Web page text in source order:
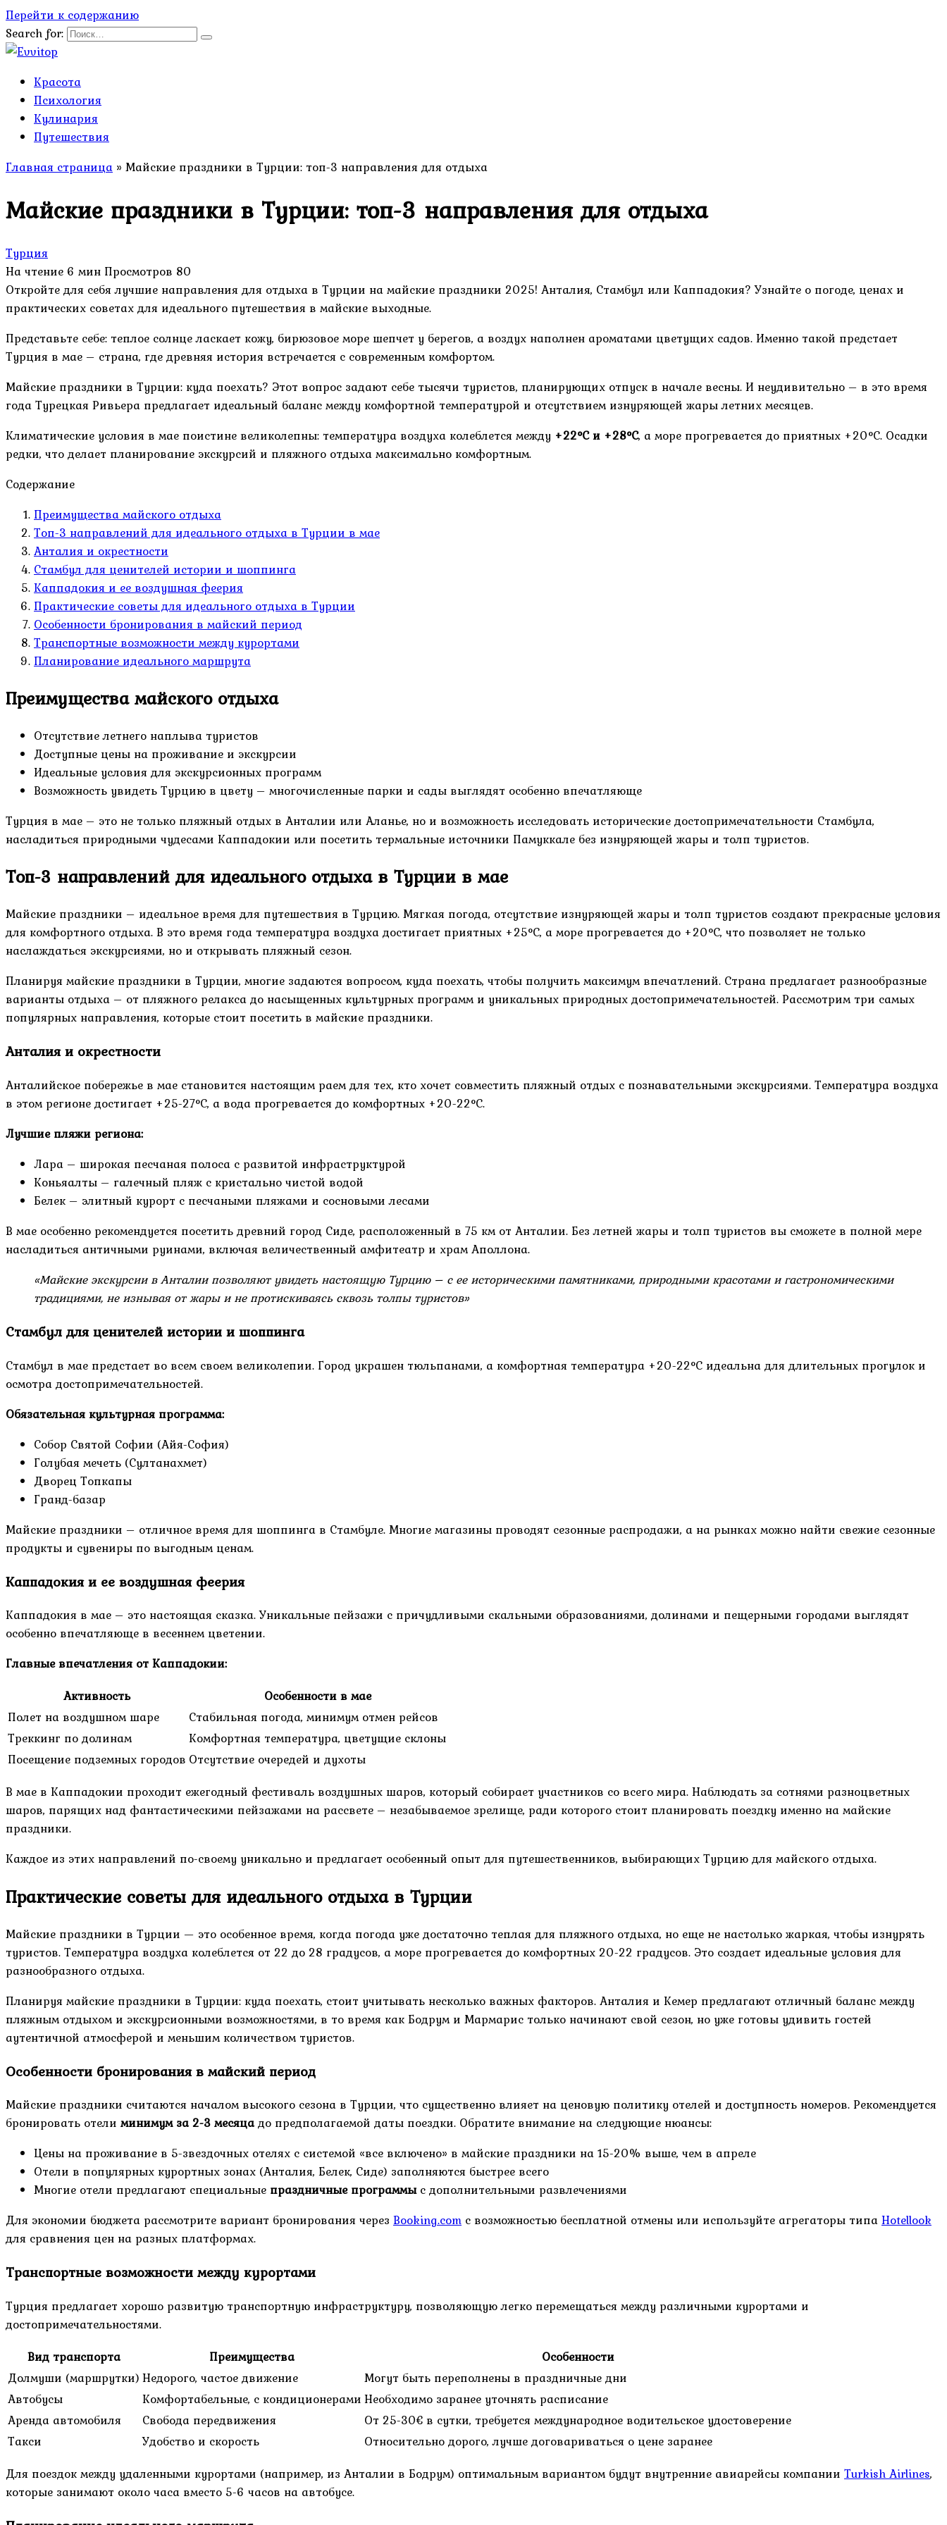
Перейти к содержанию
Search for:
Красота
Психология
Кулинария
Путешествия
Главная страница » Майские праздники в Турции: топ-3 направления для отдыха
Майские праздники в Турции: топ-3 направления для отдыха
Турция
На чтение 6 мин Просмотров 80
Откройте для себя лучшие направления для отдыха в Турции на майские праздники 2025! Анталия, Стамбул или Каппадокия? Узнайте о погоде, ценах и
практических советах для идеального путешествия в майские выходные.
Представьте себе: теплое солнце ласкает кожу, бирюзовое море шепчет у берегов, а воздух наполнен ароматами цветущих садов. Именно такой предстает
Турция в мае – страна, где древняя история встречается с современным комфортом.
Майские праздники в Турции: куда поехать? Этот вопрос задают себе тысячи туристов, планирующих отпуск в начале весны. И неудивительно – в это время
года Турецкая Ривьера предлагает идеальный баланс между комфортной температурой и отсутствием изнуряющей жары летних месяцев.
Климатические условия в мае поистине великолепны: температура воздуха колеблется между +22°C и +28°C, а море прогревается до приятных +20°C. Осадки
редки, что делает планирование экскурсий и пляжного отдыха максимально комфортным.
Содержание
Преимущества майского отдыха
Топ-3 направлений для идеального отдыха в Турции в мае
Анталия и окрестности
Стамбул для ценителей истории и шоппинга
Каппадокия и ее воздушная феерия
Практические советы для идеального отдыха в Турции
Особенности бронирования в майский период
Транспортные возможности между курортами
Планирование идеального маршрута
Преимущества майского отдыха
Отсутствие летнего наплыва туристов
Доступные цены на проживание и экскурсии
Идеальные условия для экскурсионных программ
Возможность увидеть Турцию в цвету – многочисленные парки и сады выглядят особенно впечатляюще
Турция в мае – это не только пляжный отдых в Анталии или Аланье, но и возможность исследовать исторические достопримечательности Стамбула,
насладиться природными чудесами Каппадокии или посетить термальные источники Памуккале без изнуряющей жары и толп туристов.
Топ-3 направлений для идеального отдыха в Турции в мае
Майские праздники – идеальное время для путешествия в Турцию. Мягкая погода, отсутствие изнуряющей жары и толп туристов создают прекрасные условия
для комфортного отдыха. В это время года температура воздуха достигает приятных +25°C, а море прогревается до +20°C, что позволяет не только
наслаждаться экскурсиями, но и открывать пляжный сезон.
Планируя майские праздники в Турции, многие задаются вопросом, куда поехать, чтобы получить максимум впечатлений. Страна предлагает разнообразные
варианты отдыха – от пляжного релакса до насыщенных культурных программ и уникальных природных достопримечательностей. Рассмотрим три самых
популярных направления, которые стоит посетить в майские праздники.
Анталия и окрестности
Анталийское побережье в мае становится настоящим раем для тех, кто хочет совместить пляжный отдых с познавательными экскурсиями. Температура воздуха
в этом регионе достигает +25-27°C, а вода прогревается до комфортных +20-22°C.
Лучшие пляжи региона:
Лара – широкая песчаная полоса с развитой инфраструктурой
Коньяалты – галечный пляж с кристально чистой водой
Белек – элитный курорт с песчаными пляжами и сосновыми лесами
В мае особенно рекомендуется посетить древний город Сиде, расположенный в 75 км от Анталии. Без летней жары и толп туристов вы сможете в полной мере
насладиться античными руинами, включая величественный амфитеатр и храм Аполлона.
«Майские экскурсии в Анталии позволяют увидеть настоящую Турцию – с ее историческими памятниками, природными красотами и гастрономическими
традициями, не изнывая от жары и не протискиваясь сквозь толпы туристов»
Стамбул для ценителей истории и шоппинга
Стамбул в мае предстает во всем своем великолепии. Город украшен тюльпанами, а комфортная температура +20-22°C идеальна для длительных прогулок и
осмотра достопримечательностей.
Обязательная культурная программа:
Собор Святой Софии (Айя-София)
Голубая мечеть (Султанахмет)
Дворец Топкапы
Гранд-базар
Майские праздники – отличное время для шоппинга в Стамбуле. Многие магазины проводят сезонные распродажи, а на рынках можно найти свежие сезонные
продукты и сувениры по выгодным ценам.
Каппадокия и ее воздушная феерия
Каппадокия в мае – это настоящая сказка. Уникальные пейзажи с причудливыми скальными образованиями, долинами и пещерными городами выглядят
особенно впечатляюще в весеннем цветении.
Главные впечатления от Каппадокии:
Активность
Особенности в мае
Полет на воздушном шаре
Стабильная погода, минимум отмен рейсов
Треккинг по долинам
Комфортная температура, цветущие склоны
Посещение подземных городов Отсутствие очередей и духоты
В мае в Каппадокии проходит ежегодный фестиваль воздушных шаров, который собирает участников со всего мира. Наблюдать за сотнями разноцветных
шаров, парящих над фантастическими пейзажами на рассвете – незабываемое зрелище, ради которого стоит планировать поездку именно на майские
праздники.
Каждое из этих направлений по-своему уникально и предлагает особенный опыт для путешественников, выбирающих Турцию для майского отдыха.
Практические советы для идеального отдыха в Турции
Майские праздники в Турции — это особенное время, когда погода уже достаточно теплая для пляжного отдыха, но еще не настолько жаркая, чтобы изнурять
туристов. Температура воздуха колеблется от 22 до 28 градусов, а море прогревается до комфортных 20-22 градусов. Это создает идеальные условия для
разнообразного отдыха.
Планируя майские праздники в Турции: куда поехать, стоит учитывать несколько важных факторов. Анталия и Кемер предлагают отличный баланс между
пляжным отдыхом и экскурсионными возможностями, в то время как Бодрум и Мармарис только начинают свой сезон, но уже готовы удивить гостей
аутентичной атмосферой и меньшим количеством туристов.
Особенности бронирования в майский период
Майские праздники считаются началом высокого сезона в Турции, что существенно влияет на ценовую политику отелей и доступность номеров. Рекомендуется
бронировать отели минимум за 2-3 месяцадо предполагаемой даты поездки. Обратите внимание на следующие нюансы:
Цены на проживание в 5-звездочных отелях с системой «все включено» в майские праздники на 15-20% выше, чем в апреле
Отели в популярных курортных зонах (Анталия, Белек, Сиде) заполняются быстрее всего
Многие отели предлагают специальные праздничные программыс дополнительными развлечениями
Для экономии бюджета рассмотрите вариант бронирования через Booking.com с возможностью бесплатной отмены или используйте агрегаторы типаHotellook
для сравнения цен на разных платформах.
Транспортные возможности между курортами
Турция предлагает хорошо развитую транспортную инфраструктуру, позволяющую легко перемещаться между различными курортами и
достопримечательностями.
Вид транспорта
Преимущества
Особенности
Долмуши (маршрутки)Недорого, частое движение
Могут быть переполнены в праздничные дни
Автобусы
Комфортабельные, с кондиционерамиНеобходимо заранее уточнять расписание
Аренда автомобиля
Свобода передвижения
От 25-30€ в сутки, требуется международное водительское удостоверение
Такси
Удобство и скорость
Относительно дорого, лучше договариваться о цене заранее
Для поездок между удаленными курортами (например, из Анталии в Бодрум) оптимальным вариантом будут внутренние авиарейсы компании Turkish Airlines,
которые занимают около часа вместо 5-6 часов на автобусе.